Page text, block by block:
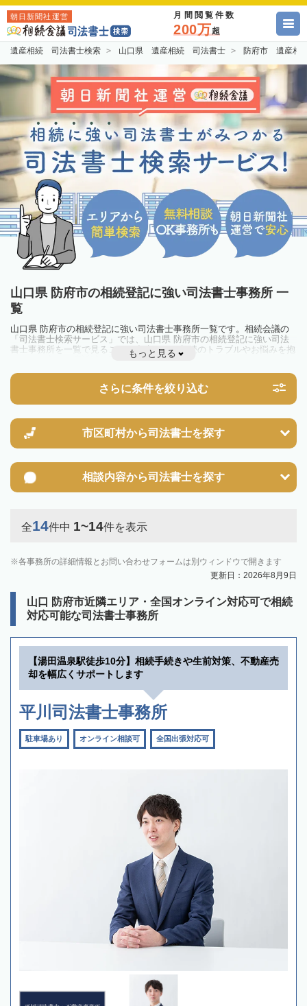
朝日新聞社運営 月間閲覧件数
200万超
遺産相続 司法書士検索 山口県 遺産相続 司法書士 防府市 遺産相
山口県 防府市の相続登記に強い司法書士事務所 一
覧
山口県 防府市の相続登記に強い司法書士事務所一覧です。相続会議の
「司法書士検索サービス」では、山口県 防府市の相続登記に強い司法
書士事務所を一覧で見ることが出来ます。相続のトラブルやお悩みを抱
えている方は一度近隣の司法書士に相談してみましょう。
不動産を相続した場合、相続を知った日から3年以内に登記しないと、
10万円以下の過料が科せられるため、速やかな手続きが必要です。義務
化前の相続も対象となるため注意しましょう。
す。その他の相続手続きも任せることが可能です。
また、義務化に伴い、相続人申告登記制度が創設されました。遺産分割
の話し合いがまとまらず登記できない場合は、この制度の活用を検討し
もっと見る
さらに条件を絞り込む
市区町村から司法書士を探す
相談内容から司法書士を探す
全14件中 1~14件を表示
各事務所の詳細情報とお問い合わせフォームは別ウィンドウで開きます
更新日：2026年8月9日
山口 防府市近隣エリア・全国オンライン対応可で相続
対応可能な司法書士事務所
【湯田温泉駅徒歩10分】相続手続きや生前対策、不動産売
却を幅広くサポートします
平川司法書士事務所
駐車場あり オンライン相談可 全国出張対応可